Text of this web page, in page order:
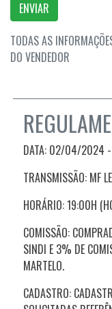
ENVIAR
TODAS AS
DO VENDEDOR
DATA: 02/04/2024 -
TRANSMISSÃO: MF
HORÁRIO: 19:00H
COMISSÃO:
SINDI E 3% DE
MARTELO.
CADASTRO: